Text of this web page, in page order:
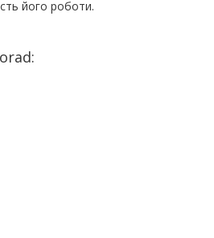
його роботи.